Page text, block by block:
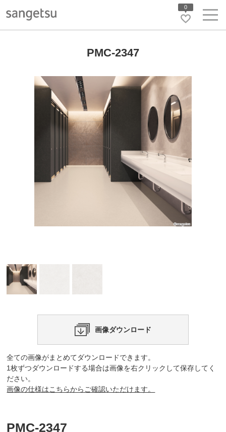
0
PMC-2347
画像ダウンロード
全ての画像がまとめてダウンロードできます。
1枚ずつダウンロードする場合は画像を右クリックして保存してく
ださい。
画像の仕様はこちらからご確認いただけます。
PMC-2347